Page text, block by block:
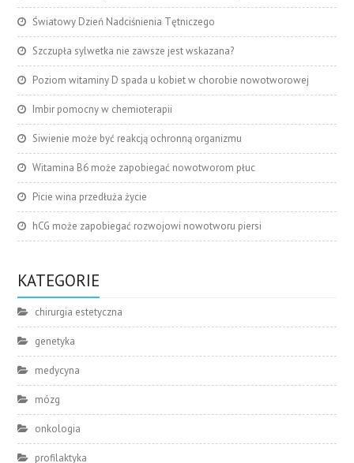
Światowy Dzień Nadciśnienia Tętniczego
Szczupła sylwetka nie zawsze jest wskazana?
Poziom witaminy D spada u kobiet w chorobie nowotworowej
Imbir pomocny w chemioterapii
Siwienie może być reakcją ochronną organizmu
Witamina B6 może zapobiegać nowotworom płuc
Picie wina przedłuża życie
hCG może zapobiegać rozwojowi nowotworu piersi
KATEGORIE
chirurgia estetyczna
genetyka
medycyna
mózg
onkologia
profilaktyka